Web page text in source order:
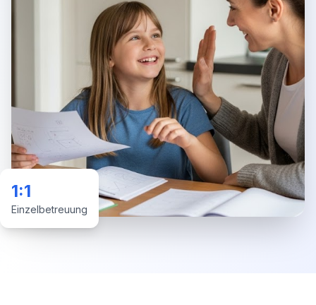
1:1
Einzelbetreuung